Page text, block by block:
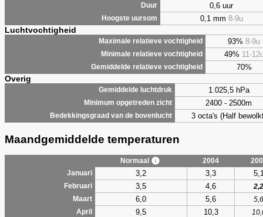
Duur 0,6 uur
Hoogste uursom 0,1 mm 8-9u
Luchtvochtigheid
Maximale relatieve vochtigheid 93% 8-9u
Minimale relatieve vochtigheid 49% 11-
Gemiddelde relatieve vochtigheid 70%
Overig
Gemiddelde luchtdruk 1.025,5 hPa
Minimum opgetreden zicht 2400 - 2500m
Bedekkingsgraad van de bovenlucht 3 octa's (Half
Maandgemiddelde temperaturen
Normaal 2004
Januari
3,2 3,3
Februari 3,5 4,6
2,2
Maart
6,0 5,6
5,6
April
9,5 10,3